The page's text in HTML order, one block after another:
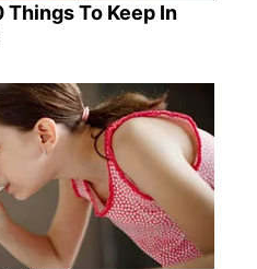
To Keep In